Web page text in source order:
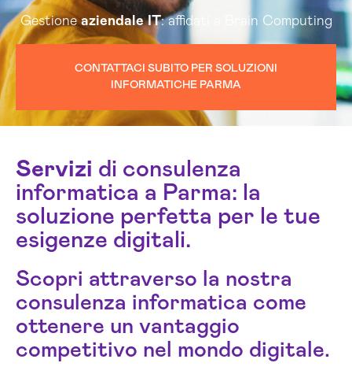
Gestioneaziendale IT: affidati a Brain Computing
CONTATTACI SUBITO PER SOLUZIONI
INFORMATICHE PARMA
Servizi di consulenza
informatica a Parma: la
soluzione perfetta per le tue
esigenze digitali.
Scopri attraverso la nostra
consulenza informatica come
ottenere un vantaggio
competitivo nel mondo digitale.